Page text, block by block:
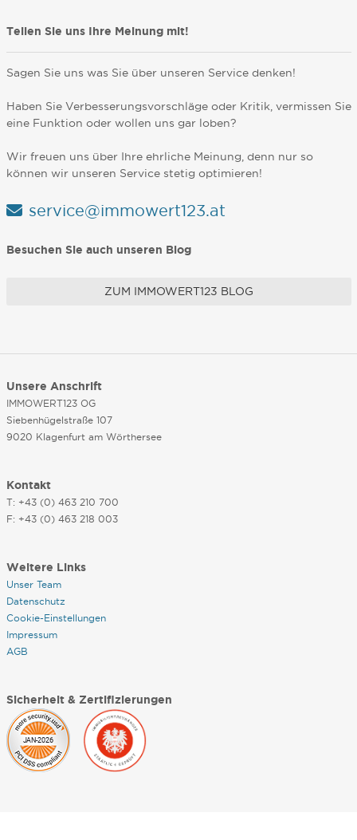
Teilen Sie uns Ihre Meinung mit!
Sagen Sie uns was Sie über unseren Service denken!
Haben Sie Verbesserungsvorschläge oder Kritik, vermissen Sie
eine Funktion oder wollen uns gar loben?
Wir freuen uns über Ihre ehrliche Meinung, denn nur so
können wir unseren Service stetig optimieren!
service@immowert123.at
Besuchen Sie auch unseren Blog
ZUM IMMOWERT123 BLOG
Unsere Anschrift
IMMOWERT123 OG
Siebenhügelstraße 107
9020 Klagenfurt am Wörthersee
Kontakt
T: +43 (0) 463 210 700
F: +43 (0) 463 218 003
Weitere Links
Unser Team
Datenschutz
Cookie-Einstellungen
Impressum
AGB
Sicherheit & Zertifizierungen